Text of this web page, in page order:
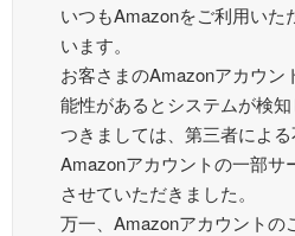
いつもAmazonをご利用いた
います。
お客さまのAmazonアカウン
能性があるとシステムが検知
つきましては、第三者による
Amazonアカウントの一部サ
させていただきました。
万一、Amazonアカウントの